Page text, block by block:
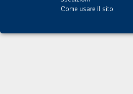
Come usare il sito